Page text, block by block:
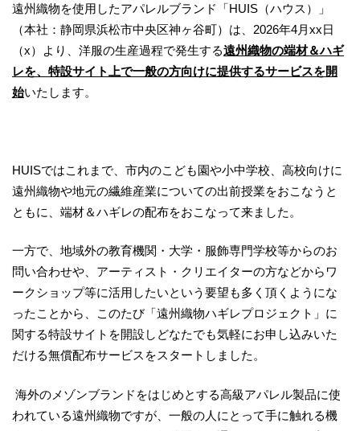
遠州織物を使用したアパレルブランド「HUIS（ハウス）」
（本社：静岡県浜松市中央区神ヶ谷町）は、2026年4月xx日
（x）より、洋服の生産過程で発生する遠州織物の端材＆ハギ
レを、特設サイト上で一般の方向けに提供するサービスを開
始いたします。
HUISではこれまで、市内のこども園や小中学校、高校向けに
遠州織物や地元の繊維産業についての出前授業をおこなうと
ともに、端材＆ハギレの配布をおこなって来ました。
一方で、地域外の教育機関・大学・服飾専門学校等からのお
問い合わせや、アーティスト・クリエイターの方などからワ
ークショップ等に活用したいという要望も多く頂くようにな
ったことから、このたび「遠州織物ハギレプロジェクト」に
関する特設サイトを開設しどなたでも気軽にお申し込みいた
だける無償配布サービスをスタートしました。
海外のメゾンブランドをはじめとする高級アパレル製品に使
われている遠州織物ですが、一般の人にとって手に触れる機